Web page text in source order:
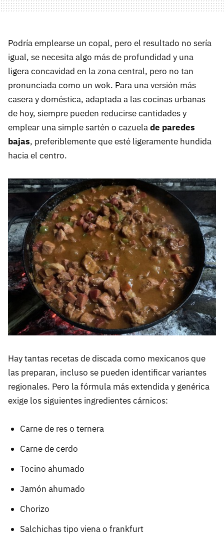
Podría emplearse un copal, pero el resultado no sería
igual, se necesita algo más de profundidad y una
ligera concavidad en la zona central, pero no tan
pronunciada como un wok. Para una versión más
casera y doméstica, adaptada a las cocinas urbanas
de hoy, siempre pueden reducirse cantidades y
emplear una simple sartén o cazuelade paredes
bajas, preferiblemente que esté ligeramente hundida
hacia el centro.
Hay tantas recetas de discada como mexicanos que
las preparan, incluso se pueden identificar variantes
regionales. Pero la fórmula más extendida y genérica
exige los siguientes ingredientes cárnicos:
Carne de res o ternera
Carne de cerdo
Tocino ahumado
Jamón ahumado
Chorizo
Salchichas tipo viena o frankfurt